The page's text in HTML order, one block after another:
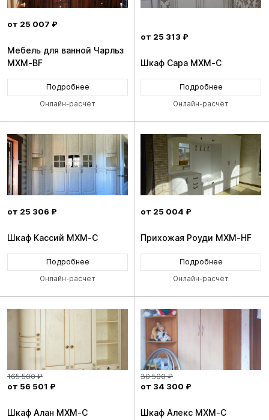
от 25 007 ₽
Мебель для ванной Чарльз
MXM-BF
Подробнее
Онлайн-расчёт
от 25 313 ₽
Шкаф Сара MXM-C
Подробнее
Онлайн-расчёт
от 25 306 ₽
Шкаф Кассий MXM-C
Подробнее
Онлайн-расчёт
от 25 004 ₽
Прихожая Роуди MXM-HF
Подробнее
Онлайн-расчёт
165 500 ₽
от 56 501 ₽
Шкаф Алан MXM-C
30 500 ₽
от 34 300 ₽
Шкаф Алекс MXM-C